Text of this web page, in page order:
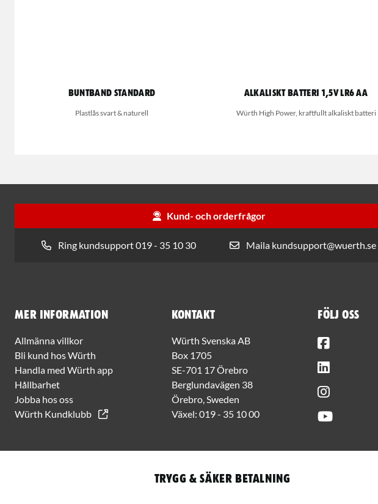
Buntband standard
Plastlås svart & naturell
Alkaliskt batteri 1,5V LR6 AA
Würth High Power, kraftfullt alkaliskt batteri
Kund- och orderfrågor
Ring kundsupport 019 - 35 10 30 Maila kundsupport@wuerth.se
Mer information
Allmänna villkor
Bli kund hos Würth
Handla med Würth app
Hållbarhet
Jobba hos oss
Würth Kundklubb
Kontakt
Würth Svenska AB
Box 1705
SE-701 17 Örebro
Berglundavägen 38
Örebro, Sweden
Växel: 019 - 35 10 00
Följ oss
Trygg & säker betalning